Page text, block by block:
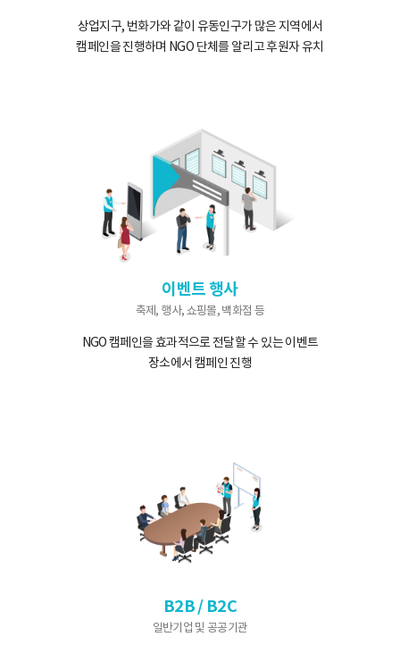
상업지구, 번화가와 같이 유동인구가 많은 지역에서
캠페인을 진행하며 NGO 단체를 알리고 후원자 유치
이벤트 행사
축제, 행사, 쇼핑몰, 백화점 등
NGO 캠페인을 효과적으로 전달할 수 있는 이벤트
장소에서 캠페인 진행
B2B / B2C
일반기업 및 공공기관